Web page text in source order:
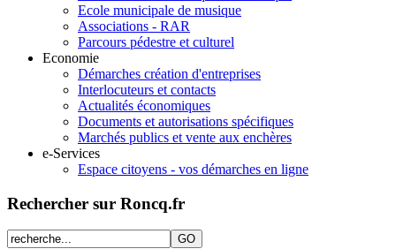
Ecole municipale de musique
Associations - RAR
Parcours pédestre et culturel
Economie
Démarches création d'entreprises
Interlocuteurs et contacts
Actualités économiques
Documents et autorisations spécifiques
Marchés publics et vente aux enchères
e-Services
Espace citoyens - vos démarches en ligne
Rechercher sur Roncq.fr